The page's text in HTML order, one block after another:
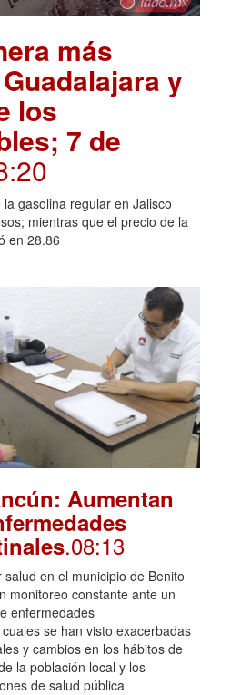
más
y
los
7 de
gasolina regular en Jalisco
mientras que el precio de la
en 28.86
Aumentan
.08:13
en el municipio de Benito
monitoreo constante ante un
enfermedades
se han visto exacerbadas
y cambios en los hábitos de
la población local y los
de salud pública